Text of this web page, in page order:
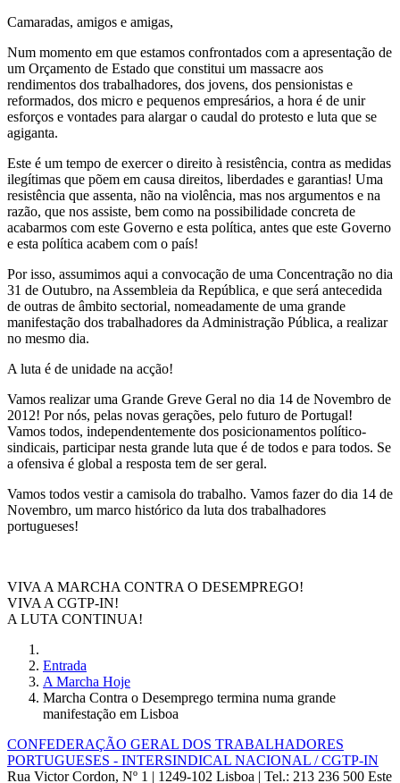
Camaradas, amigos e amigas,
Num momento em que estamos confrontados com a apresentação de
um Orçamento de Estado que constitui um massacre aos
rendimentos dos trabalhadores, dos jovens, dos pensionistas e
reformados, dos micro e pequenos empresários, a hora é de unir
esforços e vontades para alargar o caudal do protesto e luta que se
agiganta.
Este é um tempo de exercer o direito à resistência, contra as medidas
ilegítimas que põem em causa direitos, liberdades e garantias! Uma
resistência que assenta, não na violência, mas nos argumentos e na
razão, que nos assiste, bem como na possibilidade concreta de
acabarmos com este Governo e esta política, antes que este Governo
e esta política acabem com o país!
Por isso, assumimos aqui a convocação de uma Concentração no dia
31 de Outubro, na Assembleia da República, e que será antecedida
de outras de âmbito sectorial, nomeadamente de uma grande
manifestação dos trabalhadores da Administração Pública, a realizar
no mesmo dia.
A luta é de unidade na acção!
Vamos realizar uma Grande Greve Geral no dia 14 de Novembro de
2012! Por nós, pelas novas gerações, pelo futuro de Portugal!
Vamos todos, independentemente dos posicionamentos político-
sindicais, participar nesta grande luta que é de todos e para todos. Se
a ofensiva é global a resposta tem de ser geral.
Vamos todos vestir a camisola do trabalho. Vamos fazer do dia 14 de
Novembro, um marco histórico da luta dos trabalhadores
portugueses!
VIVA A MARCHA CONTRA O DESEMPREGO!
VIVA A CGTP-IN!
A LUTA CONTINUA!
Entrada
A Marcha Hoje
Marcha Contra o Desemprego termina numa grande
manifestação em Lisboa
CONFEDERAÇÃO GERAL DOS TRABALHADORES
PORTUGUESES - INTERSINDICAL NACIONAL / CGTP-IN
Rua Victor Cordon, Nº 1 | 1249-102 Lisboa | Tel.: 213 236 500 Este